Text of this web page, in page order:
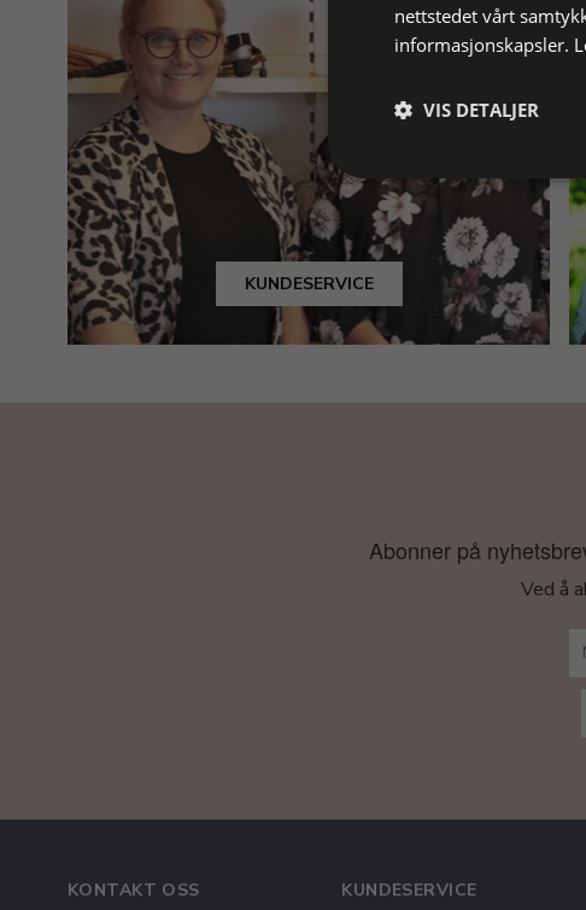
KUNDESERVICE
Abonner på
Ved å
KONTAKT OSS KUNDESERVICE
nettstedet vårt
informasjonskapsler.
VIS DETALJER